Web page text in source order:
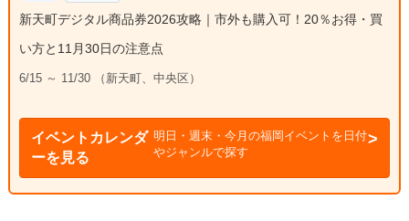
新天町デジタル商品券2026攻略｜市外も購入可！20％お得・買
い方と11月30日の注意点
6/15 ～ 11/30 （新天町、中央区）
イベントカレンダ
ーを見る
明日・週末・今月の福岡イベントを日付
やジャンルで探す